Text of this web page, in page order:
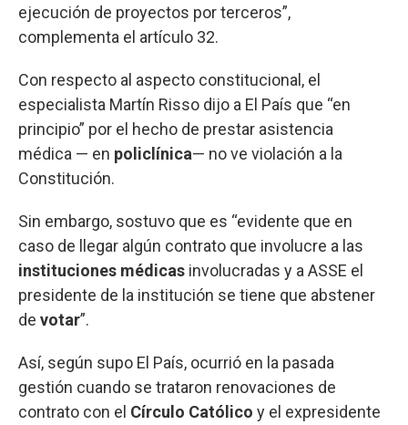
ejecución de proyectos por terceros”,
complementa el artículo 32.
Con respecto al aspecto constitucional, el
especialista Martín Risso dijo a El País que “en
principio” por el hecho de prestar asistencia
médica — en policlínica— no ve violación a la
Constitución.
Sin embargo, sostuvo que es “evidente que en
caso de llegar algún contrato que involucre a las
instituciones médicas involucradas y a ASSE el
presidente de la institución se tiene que abstener
de votar”.
Así, según supo El País, ocurrió en la pasada
gestión cuando se trataron renovaciones de
contrato con el Círculo Católico y el expresidente